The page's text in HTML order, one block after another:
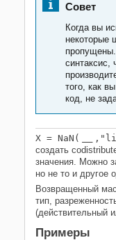
Совет
Когда вы
некоторые
синтаксис,
того, как
код, не
X = NaN(
создать
значения. Можно
но не то и другое
Возвращенный
тип,
(действительный
Примеры